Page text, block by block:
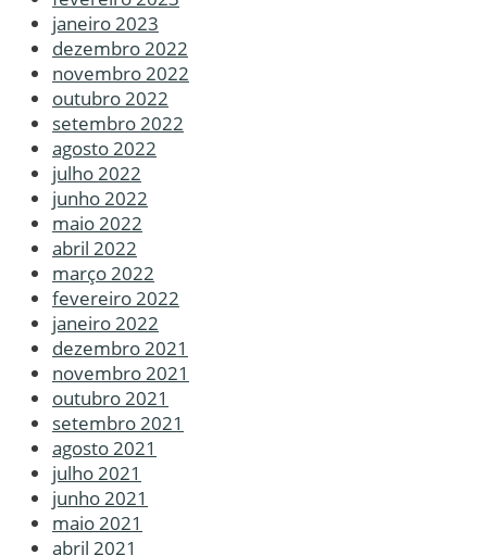
janeiro 2023
dezembro 2022
novembro 2022
outubro 2022
setembro 2022
agosto 2022
julho 2022
junho 2022
maio 2022
abril 2022
março 2022
fevereiro 2022
janeiro 2022
dezembro 2021
novembro 2021
outubro 2021
setembro 2021
agosto 2021
julho 2021
junho 2021
maio 2021
abril 2021